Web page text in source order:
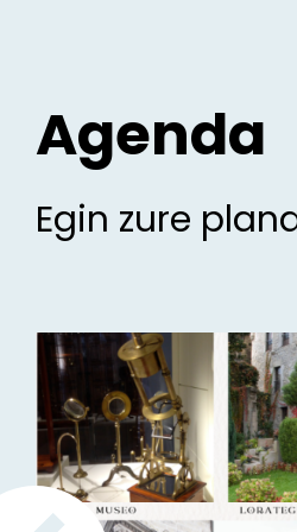
Agenda
Egin zure